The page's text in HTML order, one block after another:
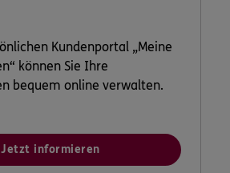
Kundenportal „Meine
können Sie Ihre
bequem online verwalten.
Jetzt informieren